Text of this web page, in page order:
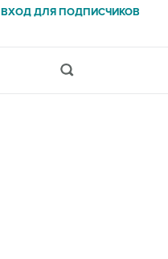
ВХОД ДЛЯ ПОДПИСЧИКОВ